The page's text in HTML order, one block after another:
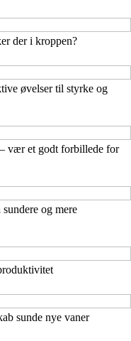
der i kroppen?
øvelser til styrke og
vær et godt forbillede for
og mere
sunde nye vaner